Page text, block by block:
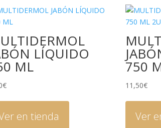
LÍQUIDO
ML
€
en tienda
750
11,50€
Ver